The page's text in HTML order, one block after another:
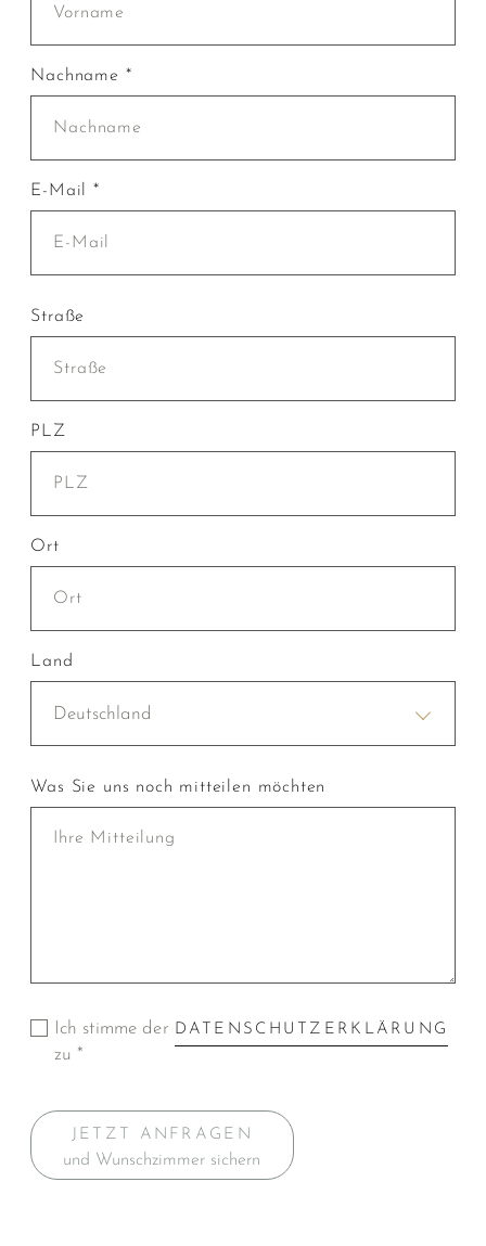
Nachname *
E-Mail *
Straße
PLZ
Ort
Land
Deutschland
Was Sie uns noch mitteilen möchten
Ich stimme der DATENSCHUTZERKLÄRUNG
zu *
JETZT ANFRAGEN
und Wunschzimmer sichern